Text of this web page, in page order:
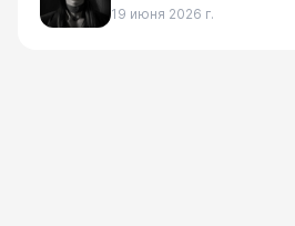
ГЛАЗАМИ.
19 июня 2026 г.